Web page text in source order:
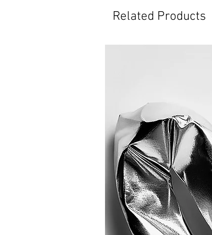
Related Products